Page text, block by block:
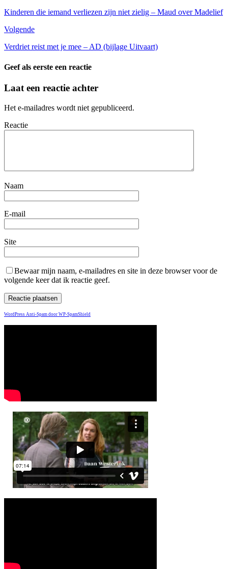
Kinderen die iemand verliezen zijn niet zielig – Maud over Madelief
Volgende
Verdriet reist met je mee – AD (bijlage Uitvaart)
Geef als eerste een reactie
Laat een reactie achter
Het e-mailadres wordt niet gepubliceerd.
Reactie
Naam
E-mail
Site
Bewaar mijn naam, e-mailadres en site in deze browser voor de
volgende keer dat ik reactie geef.
WordPress Anti-Spam door WP-SpamShield